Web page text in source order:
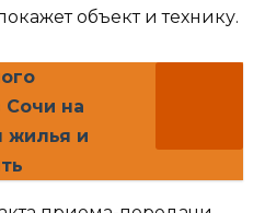
объект и технику.
на
жилья и